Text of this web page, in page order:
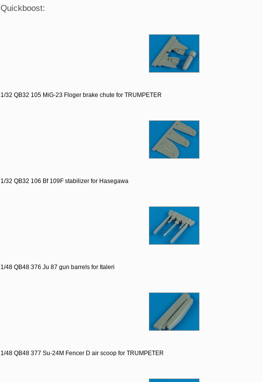
Quickboost:
1/32 QB32 105 MiG-23 Floger brake chute for TRUMPETER
1/32 QB32 106 Bf 109F stabilizer for Hasegawa
1/48 QB48 376 Ju 87 gun barrels for Italeri
1/48 QB48 377 Su-24M Fencer D air scoop for TRUMPETER